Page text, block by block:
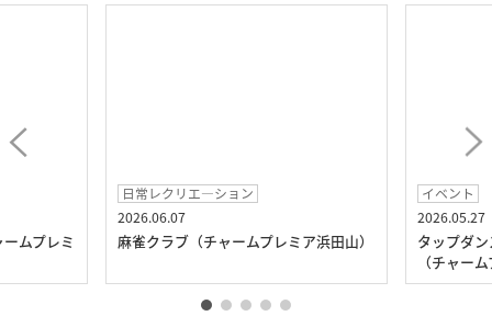
ムプレミ
日常レクリエ―ション
2026.06.07
麻雀クラブ（チャームプレミア浜田山）
イベント
2026.05.27
タップダ
（チャー